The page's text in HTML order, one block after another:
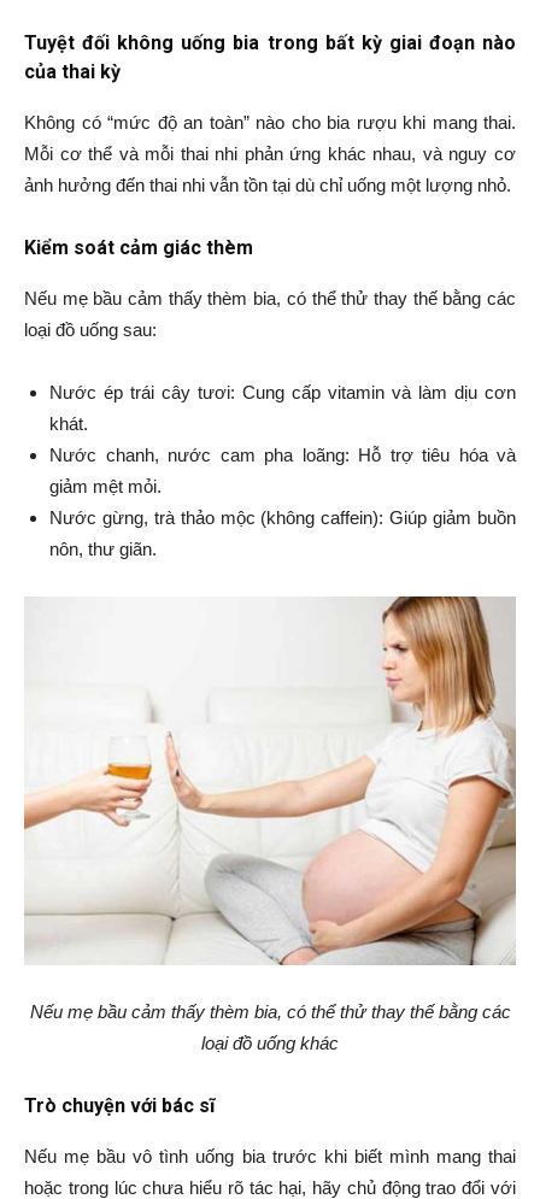
Tuyệt đối không uống bia trong bất kỳ giai đoạn nào
của thai kỳ
Không có “mức độ an toàn” nào cho bia rượu khi mang thai.
Mỗi cơ thể và mỗi thai nhi phản ứng khác nhau, và nguy cơ
ảnh hưởng đến thai nhi vẫn tồn tại dù chỉ uống một lượng nhỏ.
Kiểm soát cảm giác thèm
Nếu mẹ bầu cảm thấy thèm bia, có thể thử thay thế bằng các
loại đồ uống sau:
Nước ép trái cây tươi: Cung cấp vitamin và làm dịu cơn
khát.
Nước chanh, nước cam pha loãng: Hỗ trợ tiêu hóa và
giảm mệt mỏi.
Nước gừng, trà thảo mộc (không caffein): Giúp giảm buồn
nôn, thư giãn.
Nếu mẹ bầu cảm thấy thèm bia, có thể thử thay thế bằng các
loại đồ uống khác
Trò chuyện với bác sĩ
Nếu mẹ bầu vô tình uống bia trước khi biết mình mang thai
hoặc trong lúc chưa hiểu rõ tác hại, hãy chủ động trao đổi với